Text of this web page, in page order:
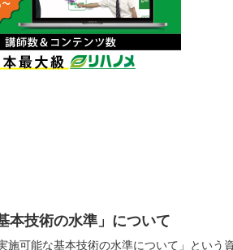
本技術の水準」について
施可能な基本技術の水準について」という